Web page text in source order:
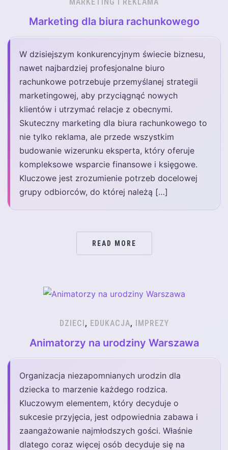
Marketing dla biura rachunkowego
W dzisiejszym konkurencyjnym świecie biznesu,
nawet najbardziej profesjonalne biuro
rachunkowe potrzebuje przemyślanej strategii
marketingowej, aby przyciągnąć nowych
klientów i utrzymać relacje z obecnymi.
Skuteczny marketing dla biura rachunkowego to
nie tylko reklama, ale przede wszystkim
budowanie wizerunku eksperta, który oferuje
kompleksowe wsparcie finansowe i księgowe.
Kluczowe jest zrozumienie potrzeb docelowej
grupy odbiorców, do której należą […]
READ MORE
DZIECI, EDUKACJA, IMPREZY
Animatorzy na urodziny Warszawa
Organizacja niezapomnianych urodzin dla
dziecka to marzenie każdego rodzica.
Kluczowym elementem, który decyduje o
sukcesie przyjęcia, jest odpowiednia zabawa i
zaangażowanie najmłodszych gości. Właśnie
dlatego coraz więcej osób decyduje się na